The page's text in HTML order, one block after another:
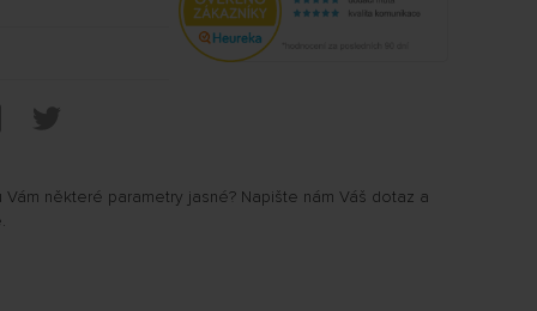
některé parametry jasné? Napište nám Váš dotaz a